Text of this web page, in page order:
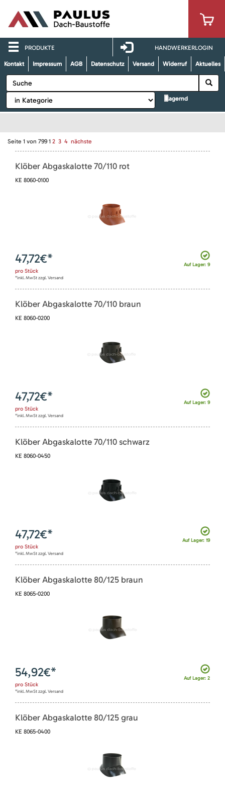
PRODUKTE HANDWERKERLOGIN
Kontakt Impressum AGB Datenschutz Versand Widerruf Aktuelles
lagernd
Seite 1 von 799 1 2 3 4 nächste
Klöber Abgaskalotte 70/110 rot
KE 8060-0100
Auf Lager: 9
47,72€*
pro Stück
*inkl. MwSt zzgl. Versand
Klöber Abgaskalotte 70/110 braun
KE 8060-0200
Auf Lager: 9
47,72€*
pro Stück
*inkl. MwSt zzgl. Versand
Klöber Abgaskalotte 70/110 schwarz
KE 8060-0450
Auf Lager: 19
47,72€*
pro Stück
*inkl. MwSt zzgl. Versand
Klöber Abgaskalotte 80/125 braun
KE 8065-0200
Auf Lager: 2
54,92€*
pro Stück
*inkl. MwSt zzgl. Versand
Klöber Abgaskalotte 80/125 grau
KE 8065-0400